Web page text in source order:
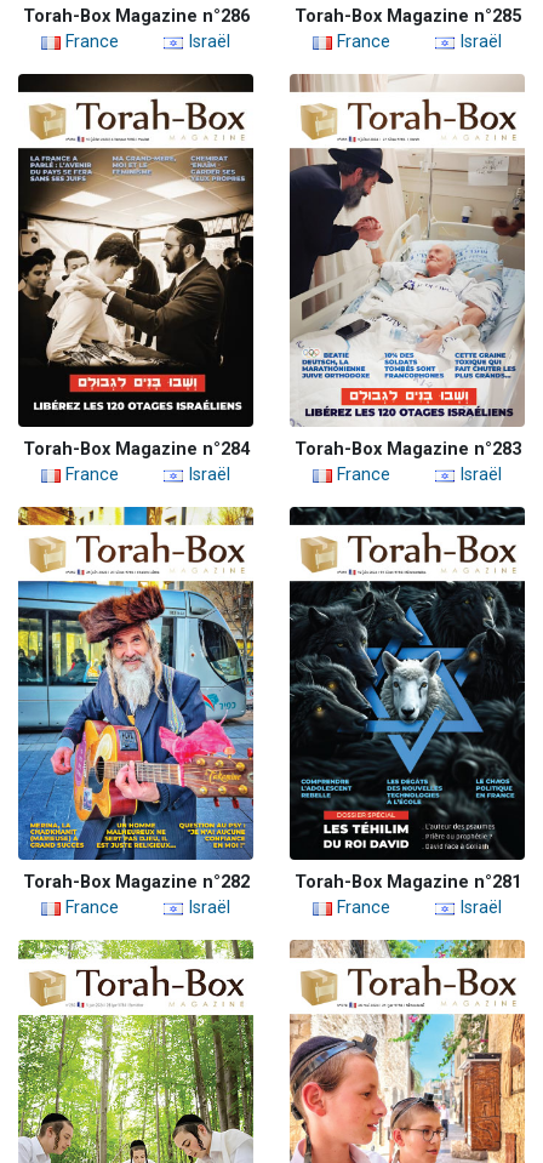
Torah-Box Magazine n°286
France
Israël
Torah-Box Magazine n°285
France
Israël
Torah-Box Magazine n°284
France
Israël
Torah-Box Magazine n°283
France
Israël
Torah-Box Magazine n°282
France
Israël
Torah-Box Magazine n°281
France
Israël